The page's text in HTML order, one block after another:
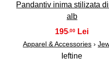
Pandantiv inima stilizata
alb
195 ,00
Apparel & Accessories›
Ieftine